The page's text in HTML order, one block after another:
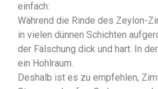
einfach:
Während die Rinde des Zeylon-
in vielen dünnen Schichten
der Fälschung dick und hart. In
ein Hohlraum.
Deshalb ist es zu empfehlen,